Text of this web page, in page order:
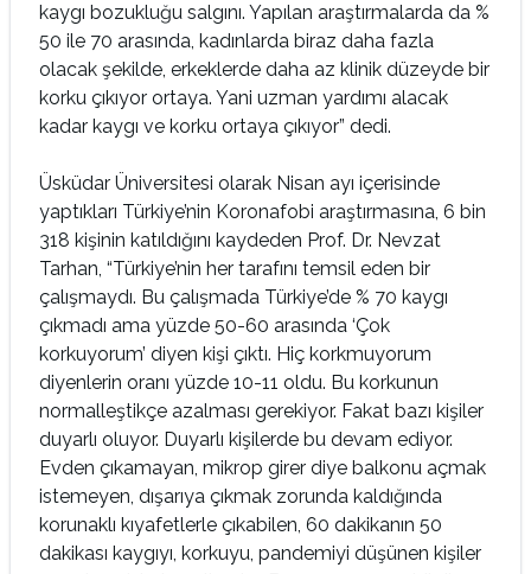
kaygı bozukluğu salgını. Yapılan araştırmalarda da %
50 ile 70 arasında, kadınlarda biraz daha fazla
olacak şekilde, erkeklerde daha az klinik düzeyde bir
korku çıkıyor ortaya. Yani uzman yardımı alacak
kadar kaygı ve korku ortaya çıkıyor” dedi.
Üsküdar Üniversitesi olarak Nisan ayı içerisinde
yaptıkları Türkiye’nin Koronafobi araştırmasına, 6 bin
318 kişinin katıldığını kaydeden Prof. Dr. Nevzat
Tarhan, “Türkiye’nin her tarafını temsil eden bir
çalışmaydı. Bu çalışmada Türkiye’de % 70 kaygı
çıkmadı ama yüzde 50-60 arasında ‘Çok
korkuyorum’ diyen kişi çıktı. Hiç korkmuyorum
diyenlerin oranı yüzde 10-11 oldu. Bu korkunun
normalleştikçe azalması gerekiyor. Fakat bazı kişiler
duyarlı oluyor. Duyarlı kişilerde bu devam ediyor.
Evden çıkamayan, mikrop girer diye balkonu açmak
istemeyen, dışarıya çıkmak zorunda kaldığında
korunaklı kıyafetlerle çıkabilen, 60 dakikanın 50
dakikası kaygıyı, korkuyu, pandemiyi düşünen kişiler